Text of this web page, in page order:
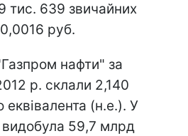
тис. 639 звичайних
руб.
нафти" за
р. склали 2,140
(н.е.). У
видобула 59,7 млрд